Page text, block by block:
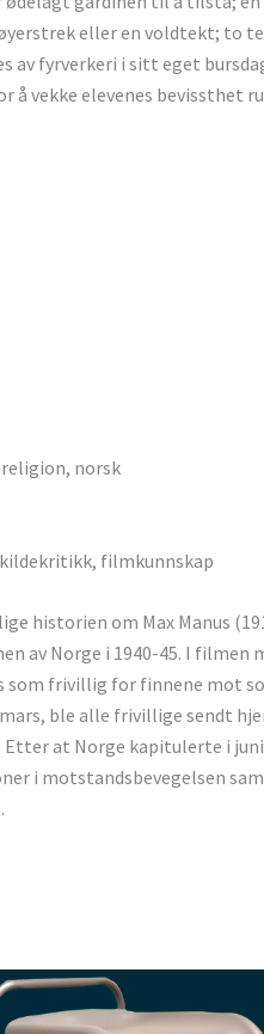
eller en voldtekt; to
av fyrverkeri i sitt eget
å vekke elevenes bevissthet
norsk
filmkunnskap
historien om Max Manus
av Norge i 1940-45. I
som frivillig for finnene mot
ble alle frivillige sendt
Etter at Norge kapitulerte i
i motstandsbevegelsen